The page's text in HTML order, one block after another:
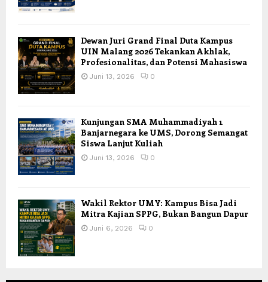
Dewan Juri Grand Final Duta Kampus
UIN Malang 2026 Tekankan Akhlak,
Profesionalitas, dan Potensi Mahasiswa
Juni 13, 2026 0
Kunjungan SMA Muhammadiyah 1
Banjarnegara ke UMS, Dorong Semangat
Siswa Lanjut Kuliah
Juni 13, 2026 0
Wakil Rektor UMY: Kampus Bisa Jadi
Mitra Kajian SPPG, Bukan Bangun Dapur
Juni 6, 2026 0